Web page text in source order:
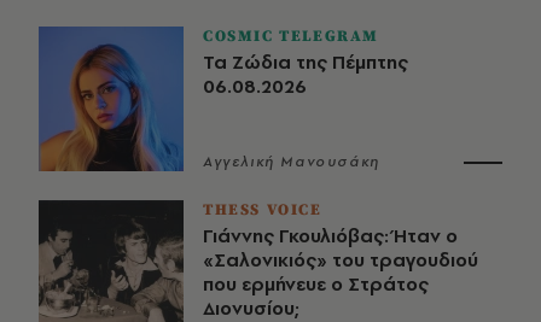
COSMIC TELEGRAM
Τα Ζώδια της Πέμπτης
06.08.2026
Αγγελική Μανουσάκη
THESS VOICE
Γιάννης Γκουλιόβας: Ήταν ο
«Σαλονικιός» του τραγουδιού
που ερμήνευε ο Στράτος
Διονυσίου;